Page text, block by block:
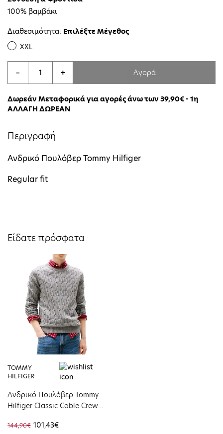
100% βαμβάκι
Διαθεσιμότητα: Επιλέξτε Μέγεθος
XXL
− + Αγορά
Δωρεάν Μεταφορικά για αγορές άνω των 39,90€ - 1η
ΑΛΛΑΓΗ ΔΩΡΕΑΝ
Περιγραφή
Ανδρικό Πουλόβερ Tommy Hilfiger
Regular fit
Είδατε πρόσφατα
TOMMY
HILFIGER
Ανδρικό Πουλόβερ Tommy
Hilfiger Classic Cable Crew
MW0MW33132-P91
144,90€ 101,43€